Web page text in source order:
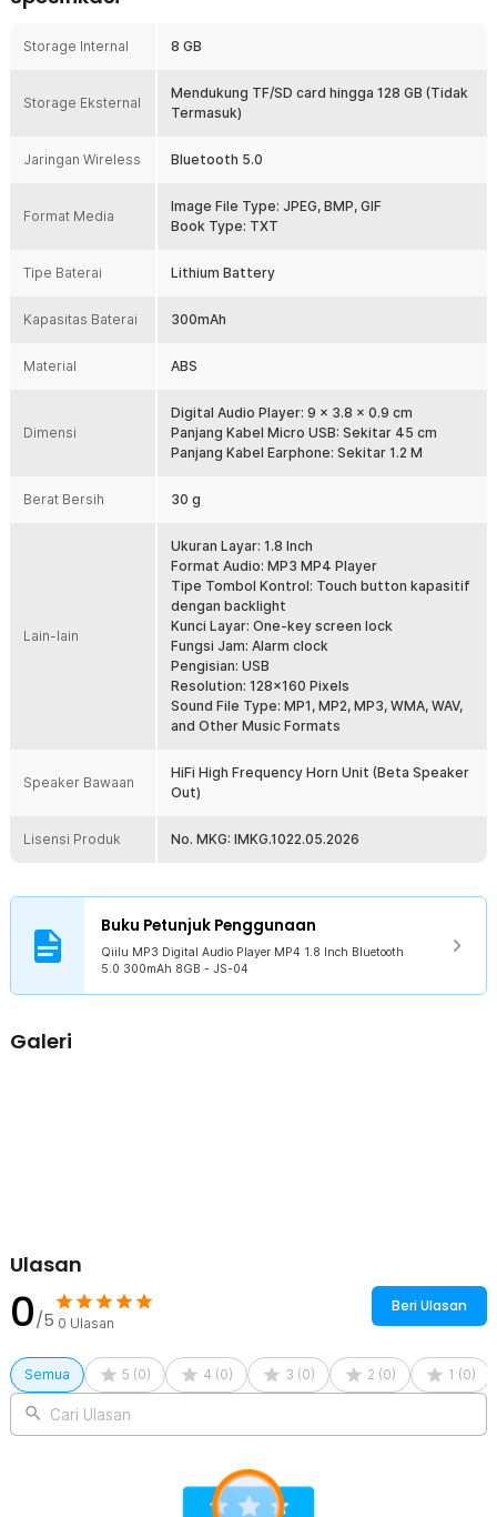
kabel via port jack, fleksibel sesuai situasi.
Bluetooth 5.0 HiFi Lossless
Dengan teknologi Bluetooth 5.0,
dan kualitas suara lossless. Format MP3 dan MP4 didukung
pengalaman mendengarkan yang sesungguhnya memanjakan
telinga.
Tombol sentuh kapasitif millisecond-level memberikan respons
latar tombol menyala otomatis dalam kondisi gelap sehingga
malam hari tanpa mengganggu orang sekitar.
Memori internal 8 GB sudah cukup untuk ribuan lagu dan siap
digunakan langsung dari kotak.MP3 digital audio player ini
lot TF card memungkinkan ekspansi
terpisah.
Tombol kunci layar di sisi perangkat mencegah perubahan lagu
atau volume akibat sentuhan tak disengaja saat disimpan di
saku atau tas. Hanya dengan s atu tekan untuk mengunci, satu
tekan untuk aktif kembali, praktis dan efisien di setiap situasi.
Kelengkapan Produk
Rincian yang Anda dapatkan untuk pembelian produk ini:
1 x Qiilu MP3 Digital Audio Player MP4 1.8 Inch Bluetooth 5.0
1 x Kabel Daya Micro USB
1 x Earphone
1 x Panduan Penggunaan
Storage Internal 8 GB
Storage Eksternal
Mendukung TF/SD card hingga 128 GB (Tidak
Termasuk)
Jaringan Wireless Bluetooth 5.0
Format Media
Image File Type: JPEG, BMP, GIF
Book Type: TXT
Tipe Baterai Lithium Battery
Kapasitas Baterai 300mAh
Material ABS
Dimensi
Digital Audio Player: 9 x 3.8 x 0.9 cm
Panjang Kabel Micro USB: Sekitar 45 cm
Panjang Kabel Earphone: Sekitar 1.2 M
Berat Bersih 30 g
Lain-lain
Ukuran Layar: 1.8 Inch
Format Audio: MP3 MP4 Player
Tipe Tombol Kontrol: Touch button kapasitif
dengan backlight
Kunci Layar: One-key screen lock
Fungsi Jam: Alarm clock
Pengisian: USB
Resolution: 128x160 Pixels
Sound File Type: MP1, MP2, MP3, WMA, WAV,
and Other Music Formats
Speaker Bawaan
HiFi High Frequency Horn Unit (Beta Speaker
Out)
Lisensi Produk No. MKG: IMKG.1022.05.2026
Buku Petunjuk Penggunaan
Qiilu MP3 Digital Audio Player MP4 1.8 Inch Bluetooth
5.0 300mAh 8GB - JS-04
Galeri
Ulasan
0/5 0 Ulasan
Beri Ulasan
Semua 5 (0) 4 (0) 3 (0) 2 (0) 1 (0)
Cari Ulasan